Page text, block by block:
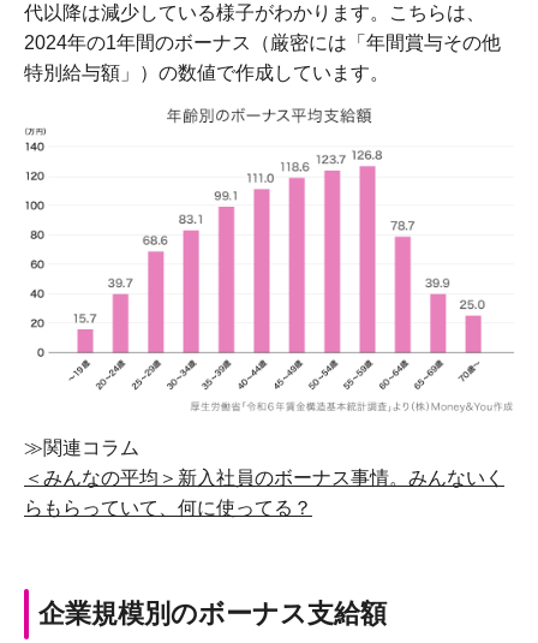
代以降は減少している様子がわかります。こちらは、
2024年の1年間のボーナス（厳密には「年間賞与その他
特別給与額」）の数値で作成しています。
≫関連コラム
＜みんなの平均＞新入社員のボーナス事情。みんないく
らもらっていて、何に使ってる？
企業規模別のボーナス支給額